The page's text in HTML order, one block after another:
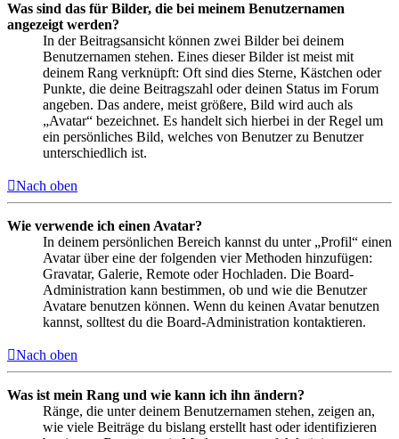
Was sind das für Bilder, die bei meinem Benutzernamen
angezeigt werden?
In der Beitragsansicht können zwei Bilder bei deinem
Benutzernamen stehen. Eines dieser Bilder ist meist mit
deinem Rang verknüpft: Oft sind dies Sterne, Kästchen oder
Punkte, die deine Beitragszahl oder deinen Status im Forum
angeben. Das andere, meist größere, Bild wird auch als
„Avatar“ bezeichnet. Es handelt sich hierbei in der Regel um
ein persönliches Bild, welches von Benutzer zu Benutzer
unterschiedlich ist.
Nach oben
Wie verwende ich einen Avatar?
In deinem persönlichen Bereich kannst du unter „Profil“ einen
Avatar über eine der folgenden vier Methoden hinzufügen:
Gravatar, Galerie, Remote oder Hochladen. Die Board-
Administration kann bestimmen, ob und wie die Benutzer
Avatare benutzen können. Wenn du keinen Avatar benutzen
kannst, solltest du die Board-Administration kontaktieren.
Nach oben
Was ist mein Rang und wie kann ich ihn ändern?
Ränge, die unter deinem Benutzernamen stehen, zeigen an,
wie viele Beiträge du bislang erstellt hast oder identifizieren